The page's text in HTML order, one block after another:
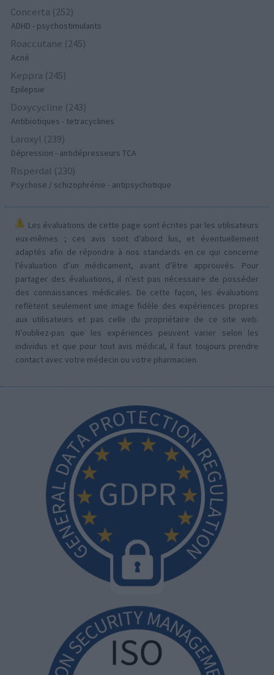
Concerta (252)
ADHD - psychostimulants
Roaccutane (245)
Acné
Keppra (245)
Epilepsie
Doxycycline (243)
Antibiotiques - tetracyclines
Laroxyl (239)
Dépression - antidépresseurs TCA
Risperdal (230)
Psychose / schizophrénie - antipsychotique
Les évaluations de cette page sont écrites par les utilisateurs
eux-mêmes ; ces avis sont d’abord lus, et éventuellement
adaptés afin de répondre à nos standards en ce qui concerne
l’évaluation d’un médicament, avant d’être approuvés. Pour
partager des évaluations, il n’est pas nécessaire de posséder
des connaissances médicales. De cette façon, les évaluations
reflètent seulement une image fidèle des expériences propres
aux utilisateurs et pas celle du propriétaire de ce site web.
N’oubliez-pas que les expériences peuvent varier selon les
individus et que pour tout avis médical, il faut toujours prendre
contact avec votre médecin ou votre pharmacien.